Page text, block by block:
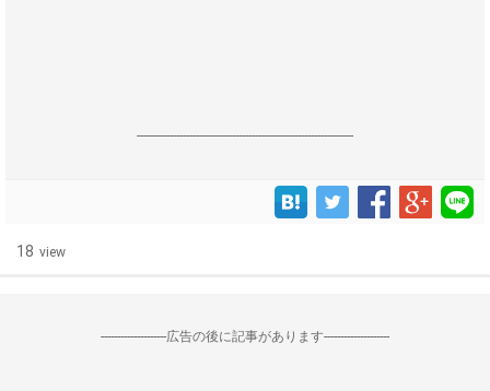
------------------------------------------------------------------
18 view
--------------------広告の後に記事があります--------------------